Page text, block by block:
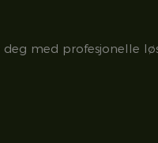
med profesjonelle